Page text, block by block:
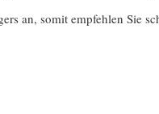
an, somit empfehlen Sie